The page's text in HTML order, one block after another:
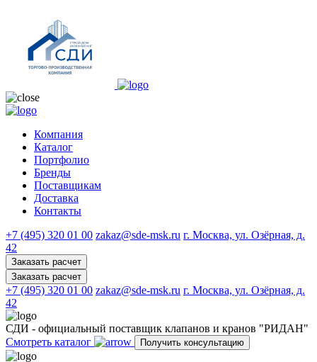
Компания
Каталог
Портфолио
Бренды
Поставщикам
Доставка
Контакты
+7 (495) 320 01 00 zakaz@sde-msk.ru г. Москва, ул. Озёрная, д.
42
Заказать расчет
Заказать расчет
+7 (495) 320 01 00 zakaz@sde-msk.ru г. Москва, ул. Озёрная, д.
42
СДИ - официальный поставщик клапанов и кранов "РИДАН"
Смотреть каталог
Получить консультацию